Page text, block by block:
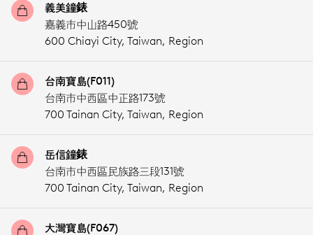
義美鐘錶
嘉義市中山路450號
600 Chiayi City, Taiwan, Region
台南寶島(F011)
台南市中西區中正路173號
700 Tainan City, Taiwan, Region
岳信鐘錶
台南市中西區民族路三段131號
700 Tainan City, Taiwan, Region
大灣寶島(F067)